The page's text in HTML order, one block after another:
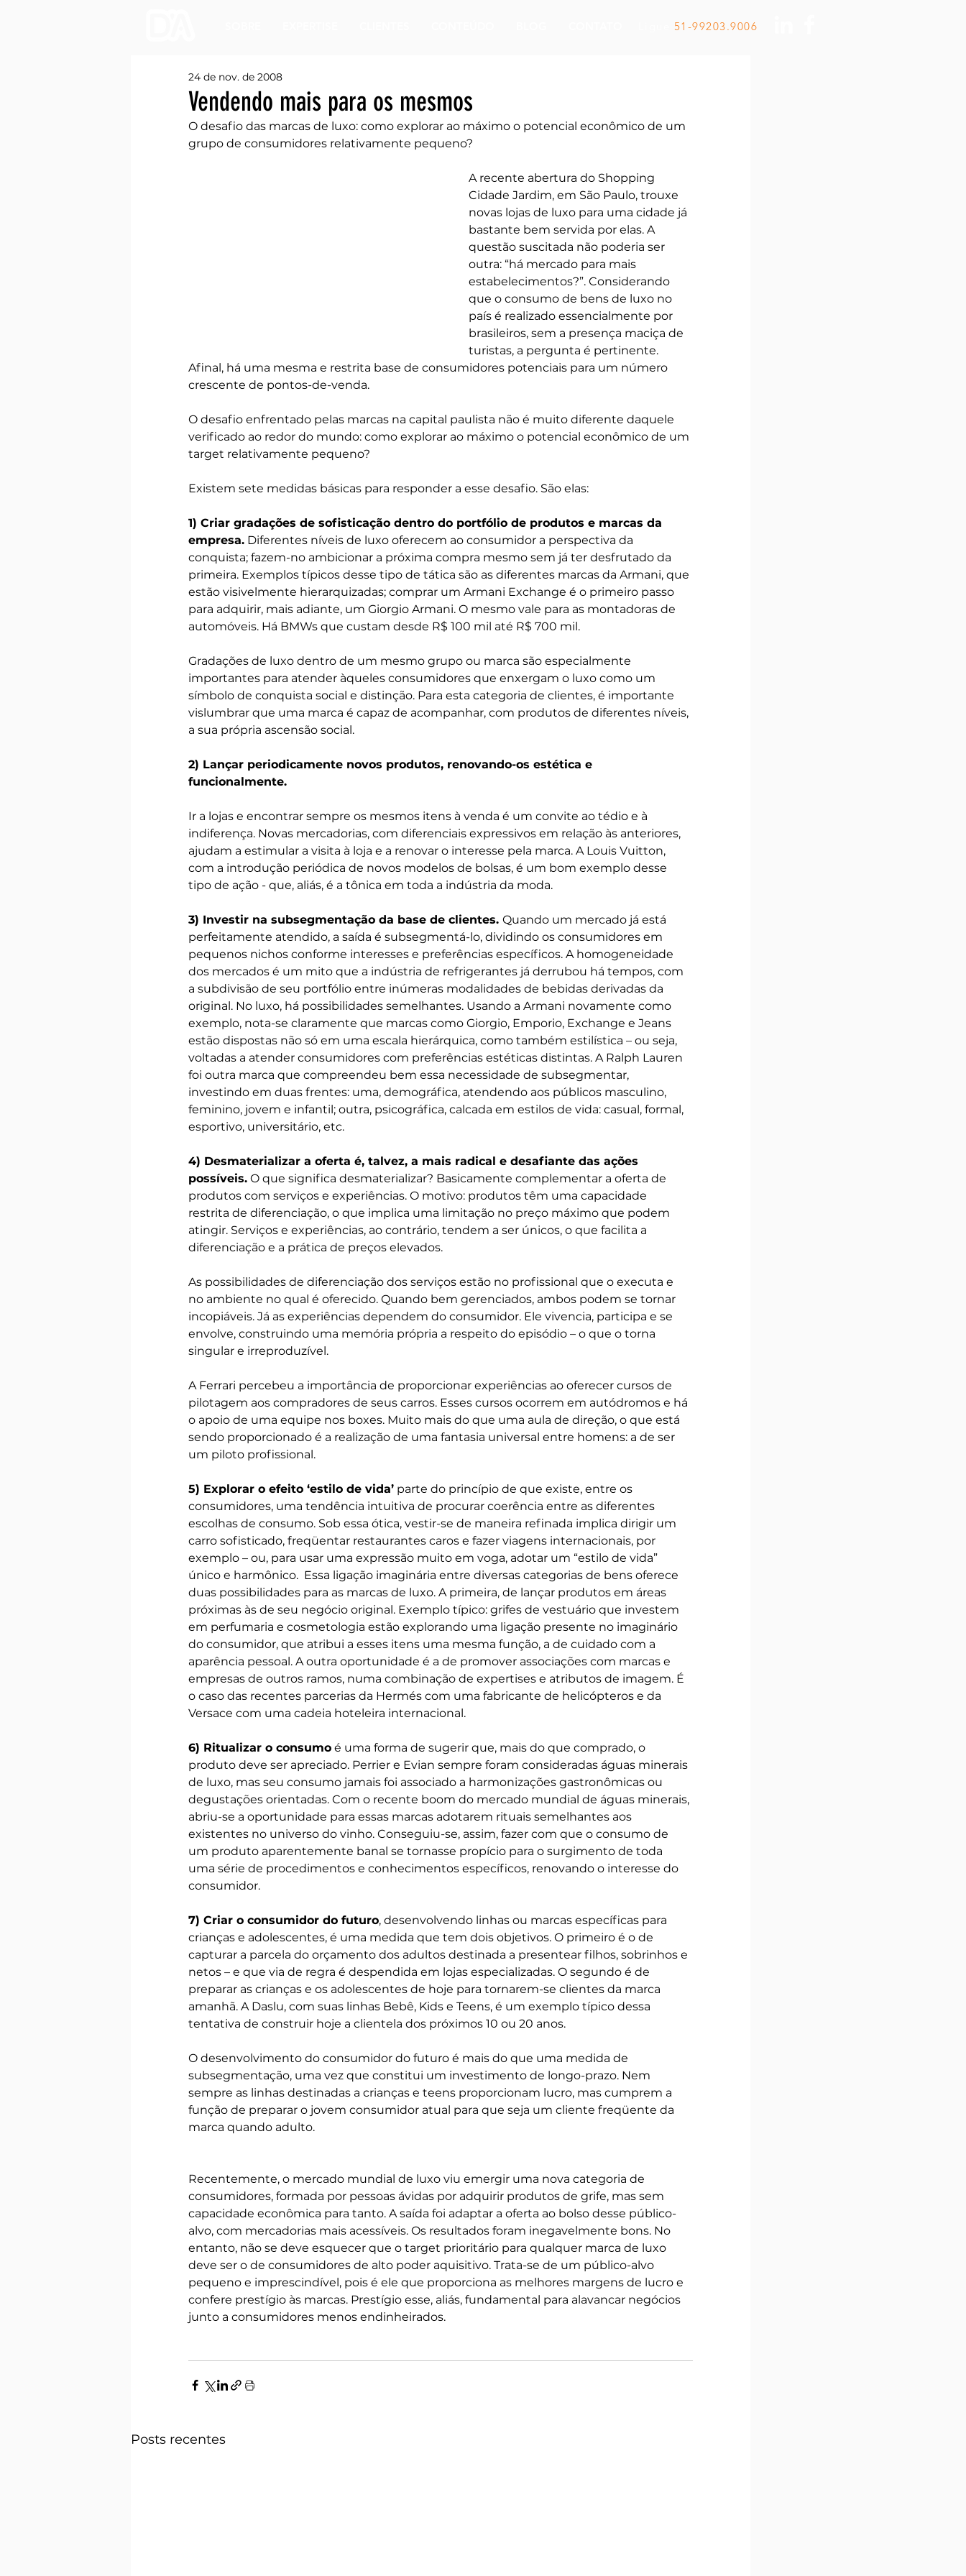
51-99203.9006
Vendendo mais para os mesmos
24 de nov. de 2008
O desafio das marcas de luxo: como explorar ao máximo o potencial econômico de um
grupo de consumidores relativamente pequeno?
A recente abertura do Shopping
Cidade Jardim, em São Paulo, trouxe
novas lojas de luxo para uma cidade já
bastante bem servida por elas. A
questão suscitada não poderia ser
outra: “há mercado para mais
estabelecimentos?”. Considerando
que o consumo de bens de luxo no
país é realizado essencialmente por
brasileiros, sem a presença maciça de
turistas, a pergunta é pertinente.
Afinal, há uma mesma e restrita base de consumidores potenciais para um número
crescente de pontos-de-venda.
O desafio enfrentado pelas marcas na capital paulista não é muito diferente daquele
verificado ao redor do mundo: como explorar ao máximo o potencial econômico de um
target relativamente pequeno?
Existem sete medidas básicas para responder a esse desafio. São elas:
1) Criar gradações de sofisticação dentro do portfólio de produtos e marcas da
empresa. Diferentes níveis de luxo oferecem ao consumidor a perspectiva da
conquista; fazem-no ambicionar a próxima compra mesmo sem já ter desfrutado da
primeira. Exemplos típicos desse tipo de tática são as diferentes marcas da Armani, que
estão visivelmente hierarquizadas; comprar um Armani Exchange é o primeiro passo
para adquirir, mais adiante, um Giorgio Armani. O mesmo vale para as montadoras de
automóveis. Há BMWs que custam desde R$ 100 mil até R$ 700 mil.
Gradações de luxo dentro de um mesmo grupo ou marca são especialmente
importantes para atender àqueles consumidores que enxergam o luxo como um
símbolo de conquista social e distinção. Para esta categoria de clientes, é importante
vislumbrar que uma marca é capaz de acompanhar, com produtos de diferentes níveis,
a sua própria ascensão social.
2) Lançar periodicamente novos produtos, renovando-os estética e
funcionalmente.
Ir a lojas e encontrar sempre os mesmos itens à venda é um convite ao tédio e à
indiferença. Novas mercadorias, com diferenciais expressivos em relação às anteriores,
ajudam a estimular a visita à loja e a renovar o interesse pela marca. A Louis Vuitton,
com a introdução periódica de novos modelos de bolsas, é um bom exemplo desse
tipo de ação - que, aliás, é a tônica em toda a indústria da moda.
3) Investir na subsegmentação da base de clientes. Quando um mercado já está
perfeitamente atendido, a saída é subsegmentá-lo, dividindo os consumidores em
pequenos nichos conforme interesses e preferências específicos. A homogeneidade
dos mercados é um mito que a indústria de refrigerantes já derrubou há tempos, com
a subdivisão de seu portfólio entre inúmeras modalidades de bebidas derivadas da
original. No luxo, há possibilidades semelhantes. Usando a Armani novamente como
exemplo, nota-se claramente que marcas como Giorgio, Emporio, Exchange e Jeans
estão dispostas não só em uma escala hierárquica, como também estilística – ou seja,
voltadas a atender consumidores com preferências estéticas distintas. A Ralph Lauren
foi outra marca que compreendeu bem essa necessidade de subsegmentar,
investindo em duas frentes: uma, demográfica, atendendo aos públicos masculino,
feminino, jovem e infantil; outra, psicográfica, calcada em estilos de vida: casual, formal,
esportivo, universitário, etc.
4) Desmaterializar a oferta é, talvez, a mais radical e desafiante das ações
possíveis. O que significa desmaterializar? Basicamente complementar a oferta de
produtos com serviços e experiências. O motivo: produtos têm uma capacidade
restrita de diferenciação, o que implica uma limitação no preço máximo que podem
atingir. Serviços e experiências, ao contrário, tendem a ser únicos, o que facilita a
diferenciação e a prática de preços elevados.
As possibilidades de diferenciação dos serviços estão no profissional que o executa e
no ambiente no qual é oferecido. Quando bem gerenciados, ambos podem se tornar
incopiáveis. Já as experiências dependem do consumidor. Ele vivencia, participa e se
envolve, construindo uma memória própria a respeito do episódio – o que o torna
singular e irreproduzível.
A Ferrari percebeu a importância de proporcionar experiências ao oferecer cursos de
pilotagem aos compradores de seus carros. Esses cursos ocorrem em autódromos e há
o apoio de uma equipe nos boxes. Muito mais do que uma aula de direção, o que está
sendo proporcionado é a realização de uma fantasia universal entre homens: a de ser
um piloto profissional.
5) Explorar o efeito ‘estilo de vida’ parte do princípio de que existe, entre os
consumidores, uma tendência intuitiva de procurar coerência entre as diferentes
escolhas de consumo. Sob essa ótica, vestir-se de maneira refinada implica dirigir um
carro sofisticado, freqüentar restaurantes caros e fazer viagens internacionais, por
exemplo – ou, para usar uma expressão muito em voga, adotar um “estilo de vida”
único e harmônico.  Essa ligação imaginária entre diversas categorias de bens oferece
duas possibilidades para as marcas de luxo. A primeira, de lançar produtos em áreas
próximas às de seu negócio original. Exemplo típico: grifes de vestuário que investem
em perfumaria e cosmetologia estão explorando uma ligação presente no imaginário
do consumidor, que atribui a esses itens uma mesma função, a de cuidado com a
aparência pessoal. A outra oportunidade é a de promover associações com marcas e
empresas de outros ramos, numa combinação de expertises e atributos de imagem. É
o caso das recentes parcerias da Hermés com uma fabricante de helicópteros e da
Versace com uma cadeia hoteleira internacional.
6) Ritualizar o consumo é uma forma de sugerir que, mais do que comprado, o
produto deve ser apreciado. Perrier e Evian sempre foram consideradas águas minerais
de luxo, mas seu consumo jamais foi associado a harmonizações gastronômicas ou
degustações orientadas. Com o recente boom do mercado mundial de águas minerais,
abriu-se a oportunidade para essas marcas adotarem rituais semelhantes aos
existentes no universo do vinho. Conseguiu-se, assim, fazer com que o consumo de
um produto aparentemente banal se tornasse propício para o surgimento de toda
uma série de procedimentos e conhecimentos específicos, renovando o interesse do
consumidor.
7) Criar o consumidor do futuro, desenvolvendo linhas ou marcas específicas para
crianças e adolescentes, é uma medida que tem dois objetivos. O primeiro é o de
capturar a parcela do orçamento dos adultos destinada a presentear filhos, sobrinhos e
netos – e que via de regra é despendida em lojas especializadas. O segundo é de
preparar as crianças e os adolescentes de hoje para tornarem-se clientes da marca
amanhã. A Daslu, com suas linhas Bebê, Kids e Teens, é um exemplo típico dessa
tentativa de construir hoje a clientela dos próximos 10 ou 20 anos.
O desenvolvimento do consumidor do futuro é mais do que uma medida de
subsegmentação, uma vez que constitui um investimento de longo-prazo. Nem
sempre as linhas destinadas a crianças e teens proporcionam lucro, mas cumprem a
função de preparar o jovem consumidor atual para que seja um cliente freqüente da
marca quando adulto.
Recentemente, o mercado mundial de luxo viu emergir uma nova categoria de
consumidores, formada por pessoas ávidas por adquirir produtos de grife, mas sem
capacidade econômica para tanto. A saída foi adaptar a oferta ao bolso desse público-
alvo, com mercadorias mais acessíveis. Os resultados foram inegavelmente bons. No
entanto, não se deve esquecer que o target prioritário para qualquer marca de luxo
deve ser o de consumidores de alto poder aquisitivo. Trata-se de um público-alvo
pequeno e imprescindível, pois é ele que proporciona as melhores margens de lucro e
confere prestígio às marcas. Prestígio esse, aliás, fundamental para alavancar negócios
junto a consumidores menos endinheirados.
Posts recentes